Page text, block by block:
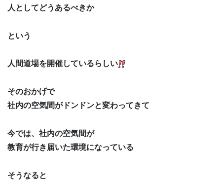
人としてどうあるべきか
という
人間道場を開催しているらしい
そのおかげで
社内の空気間がドンドンと変わってきて
今では、社内の空気間が
教育が行き届いた環境になっている
そうなると